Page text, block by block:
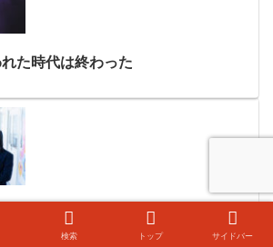
た時代は終わった
立たない中学校の規則
検索 トップ サイドバー